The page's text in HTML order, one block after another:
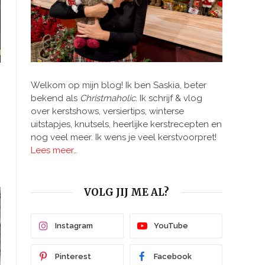
Welkom op mijn blog! Ik ben Saskia, beter
bekend als Christmaholic. Ik schrijf & vlog
over kerstshows, versiertips, winterse
uitstapjes, knutsels, heerlijke kerstrecepten en
nog veel meer. Ik wens je veel kerstvoorpret!
Lees meer…
VOLG JIJ ME AL?
Instagram YouTube
Pinterest Facebook